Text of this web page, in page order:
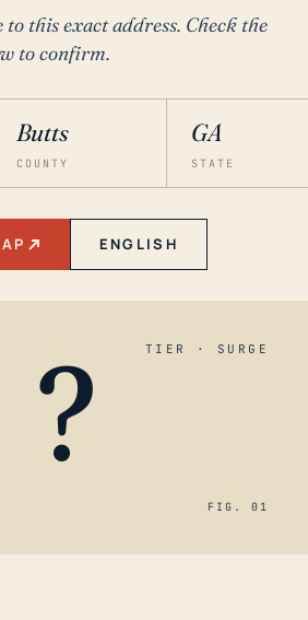
to this exact address. Check the
to confirm.
Butts
COUNTY
GA
STATE
ENGLISH
TIER · SURGE
?
FIG. 01